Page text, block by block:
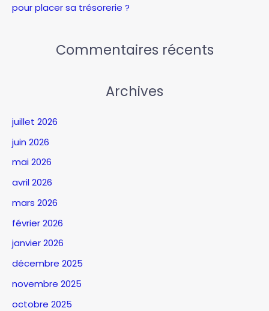
pour placer sa trésorerie ?
Commentaires récents
Archives
juillet 2026
juin 2026
mai 2026
avril 2026
mars 2026
février 2026
janvier 2026
décembre 2025
novembre 2025
octobre 2025